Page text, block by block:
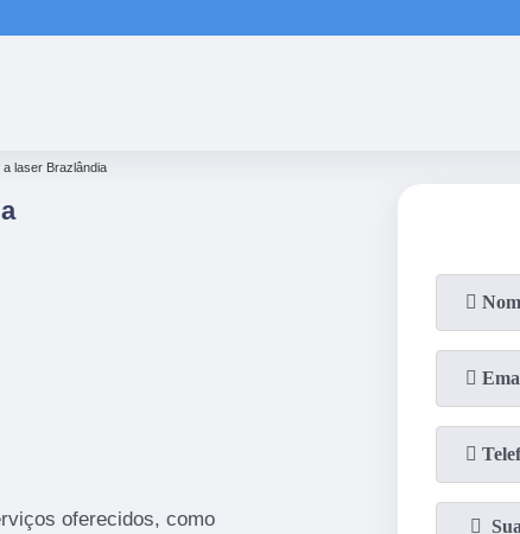
laser Brazlândia
oferecidos, como